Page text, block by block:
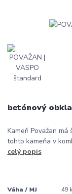
betónový
Kameň Považan
tohto kameňa v
celý popis
Váha / MJ 49